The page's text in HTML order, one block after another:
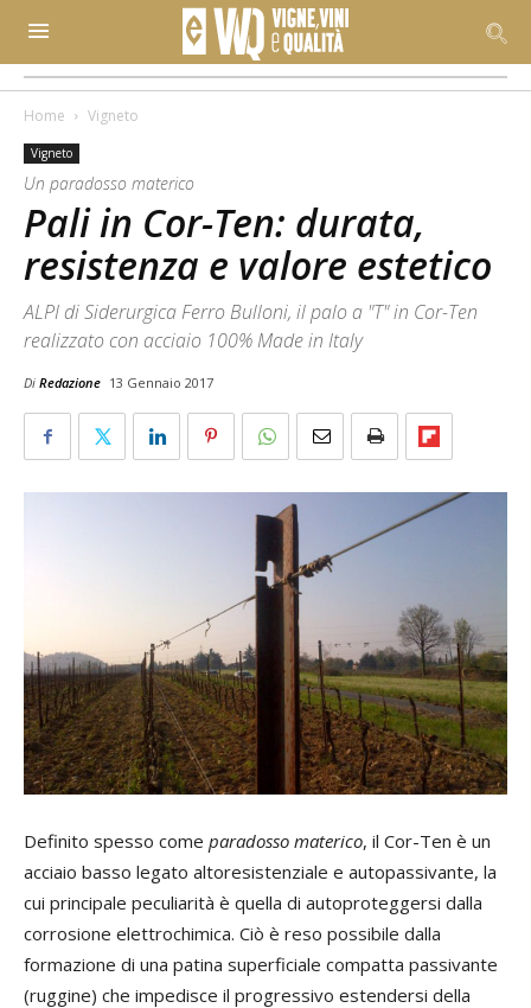
Home Vigneto
Vigneto
Un paradosso materico
Pali in Cor-Ten: durata,
resistenza e valore estetico
ALPI di Siderurgica Ferro Bulloni, il palo a "T" in Cor-Ten
realizzato con acciaio 100% Made in Italy
Di Redazione 13 Gennaio 2017
Definito spesso come paradosso materico, il Cor-Ten è un
acciaio basso legato altoresistenziale e autopassivante, la
cui principale peculiarità è quella di autoproteggersi dalla
corrosione elettrochimica. Ciò è reso possibile dalla
formazione di una patina superficiale compatta passivante
(ruggine) che impedisce il progressivo estendersi della